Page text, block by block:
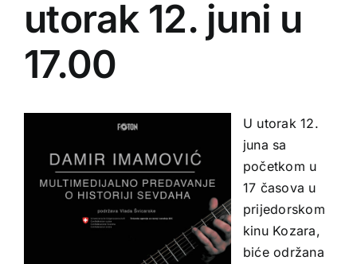
utorak 12. juni u
17.00
U utorak 12.
juna sa
početkom u
17 časova u
prijedorskom
kinu Kozara,
biće održana